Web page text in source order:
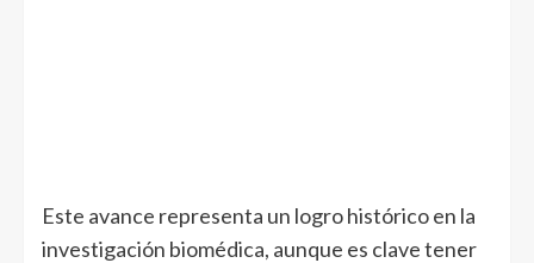
Este avance representa un logro histórico en la
investigación biomédica, aunque es clave tener